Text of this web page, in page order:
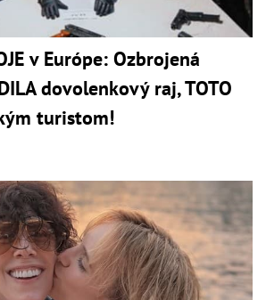
v Európe: Ozbrojená
dovolenkový raj, TOTO
turistom!